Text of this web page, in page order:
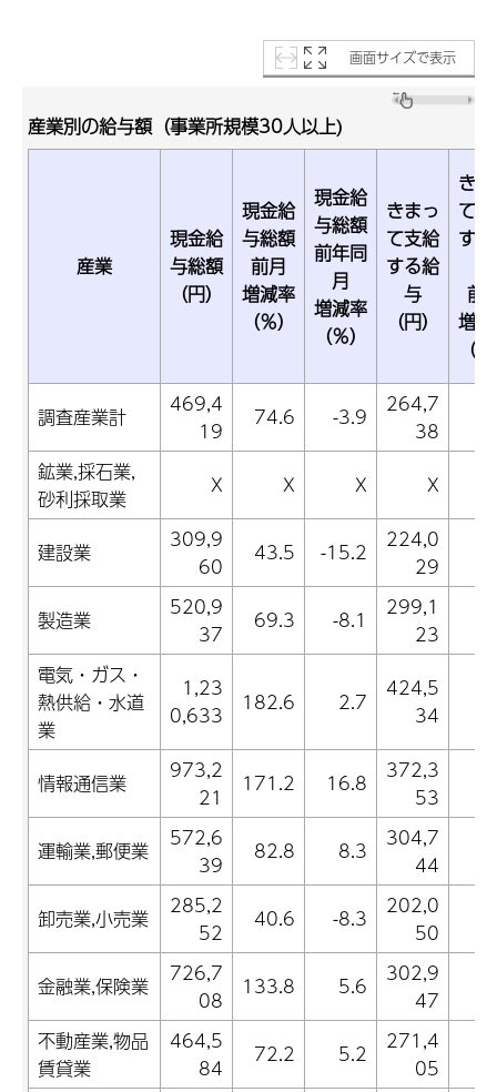
画面サイズで表示
産業別の給与額（事業所規模30人以上)
産業
現金給
与総額
（円）
現金給
与総額
前月
増減率
（％）
現金給
与総額
前年同
月
増減率
（％）
きまっ
て支給
する給
与
（円）
き
て
す
前
増
（
調査産業計
469,4
19
74.6 -3.9
264,7
38
鉱業,採石業,
砂利採取業
X X X X
建設業
309,9
60
43.5 -15.2
224,0
29
製造業
520,9
37
69.3 -8.1
299,1
23
電気・ガス・
熱供給・水道
業
1,23
0,633
182.6 2.7
424,5
34
情報通信業
973,2
21
171.2 16.8
372,3
53
運輸業,郵便業
572,6
39
82.8 8.3
304,7
44
卸売業,小売業
285,2
52
40.6 -8.3
202,0
50
金融業,保険業
726,7
08
133.8 5.6
302,9
47
不動産業,物品
賃貸業
464,5
84
72.2 5.2
271,4
05